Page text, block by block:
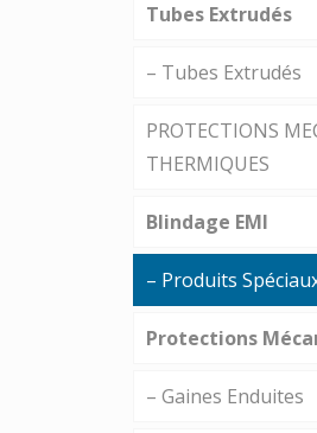
Tubes Extrudés
– Tubes Extrudés
PROTECTIONS
THERMIQUES
Blindage EMI
– Produits
Protections
– Gaines Enduites